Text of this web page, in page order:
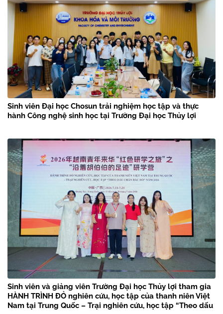
Sinh viên Đại học Chosun trải nghiệm học tập và thực
hành Công nghệ sinh học tại Trường Đại học Thủy lợi
Sinh viên và giảng viên Trường Đại học Thủy lợi tham gia
HÀNH TRÌNH ĐỎ nghiên cứu, học tập của thanh niên Việt
Nam tại Trung Quốc – Trại nghiên cứu, học tập “Theo dấu